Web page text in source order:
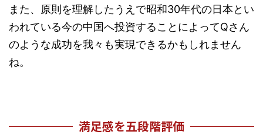
また、原則を理解したうえで昭和30年代の日本とい
われている今の中国へ投資することによってQさん
のような成功を我々も実現できるかもしれません
ね。
満足感を五段階評価